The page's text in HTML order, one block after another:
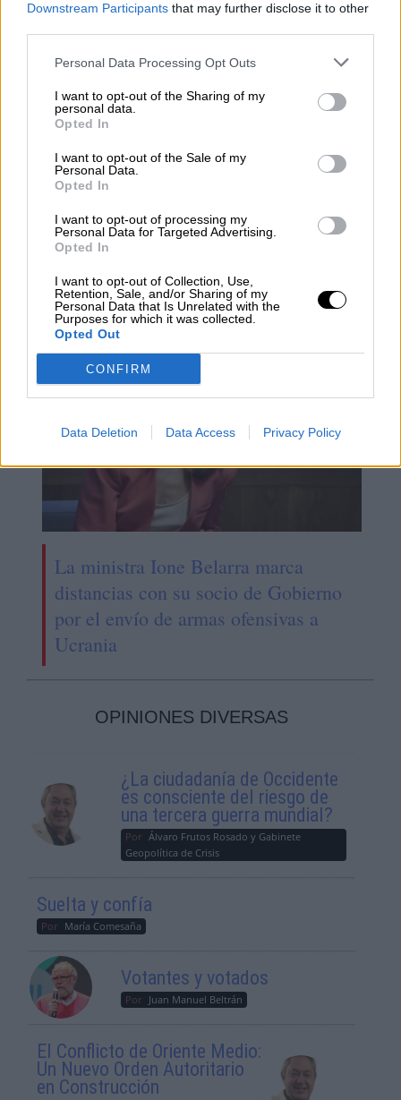
Downstream Participants that may further disclose it to other
Personal Data Processing Opt Outs
I want to opt-out of the Sharing of my
personal data.
Opted In
I want to opt-out of the Sale of my
Personal Data.
Opted In
I want to opt-out of processing my
Personal Data for Targeted Advertising.
Opted In
I want to opt-out of Collection, Use,
Retention, Sale, and/or Sharing of my
Personal Data that Is Unrelated with the
Purposes for which it was collected.
Opted Out
CONFIRM
Data Deletion Data Access Privacy Policy
Calvo insiste en que "hay que hacer
reparación y justicia" de los delitos
de pederastia de miembros de la
Iglesia
La ministra Ione Belarra marca
distancias con su socio de Gobierno
por el envío de armas ofensivas a
Ucrania
OPINIONES DIVERSAS
¿La ciudadanía de Occidente
es consciente del riesgo de
una tercera guerra mundial?
Por Álvaro Frutos Rosado y Gabinete
Geopolítica de Crisis
Suelta y confía
Por María Comesaña
Votantes y votados
Por Juan Manuel Beltrán
El Conflicto de Oriente Medio:
Un Nuevo Orden Autoritario
en Construcción